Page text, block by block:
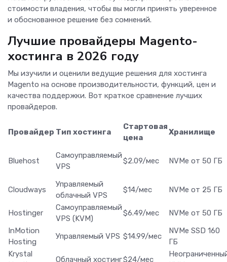
стоимости владения, чтобы вы могли принять уверенное
и обоснованное решение без сомнений.
Лучшие провайдеры Magento-
хостинга в 2026 году
Мы изучили и оценили ведущие решения для хостинга
Magento на основе производительности, функций, цен и
качества поддержки. Вот краткое сравнение лучших
провайдеров.
Провайдер Тип хостинга
Стартовая
цена
Хранилище
Bluehost
Самоуправляемый
VPS
$2.09/мес NVMe от 50 ГБ
Cloudways
Управляемый
облачный VPS
$14/мес NVMe от 25 ГБ
Hostinger
Самоуправляемый
VPS (KVM)
$6.49/мес
NVMe от 50 ГБ
InMotion
Hosting
Управляемый VPS $14.99/мес
NVMe SSD 160
ГБ
Krystal
Облачный хостинг$24/мес